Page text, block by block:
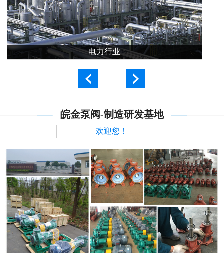
电力行业
皖金泵阀-制造研发基地
欢迎您！